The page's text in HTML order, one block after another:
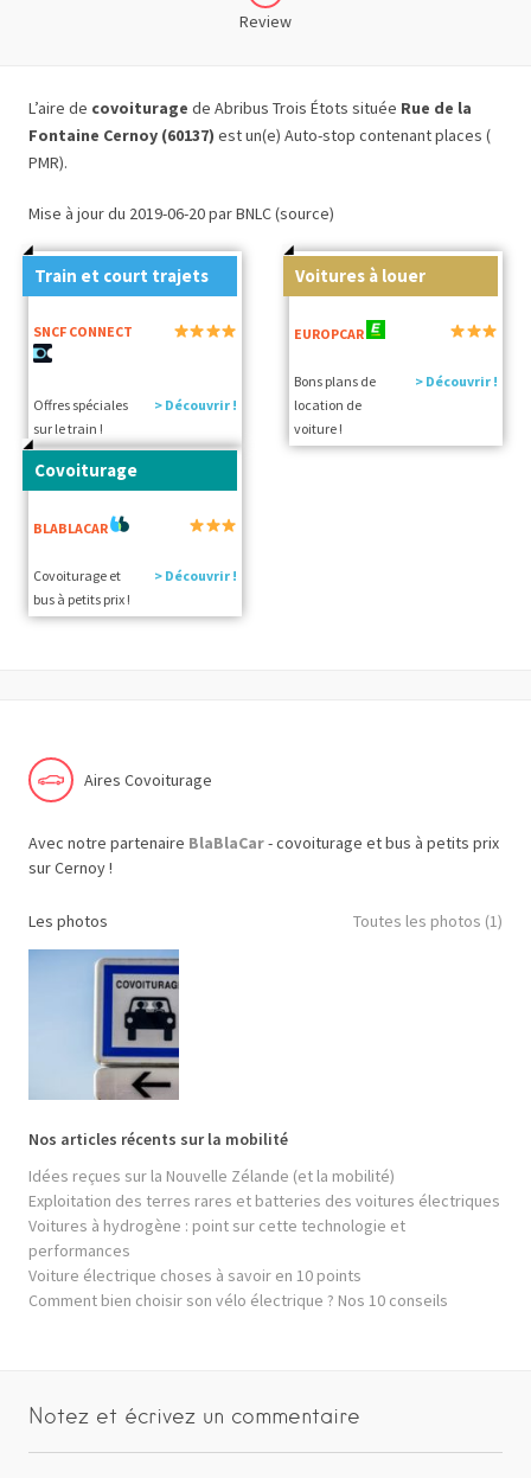
Review
L’aire de covoiturage de Abribus Trois Étots située Rue de la
Fontaine Cernoy (60137) est un(e) Auto-stop contenant places (
PMR).
Mise à jour du 2019-06-20 par BNLC (source)
Train et court trajets
SNCF CONNECT
Offres spéciales
sur le train !
> Découvrir !
Voitures à louer
EUROPCAR
Bons plans de
location de
voiture !
> Découvrir !
Covoiturage
BLABLACAR
Covoiturage et
bus à petits prix !
> Découvrir !
Aires Covoiturage
Avec notre partenaire BlaBlaCar- covoiturage et bus à petits prix
sur Cernoy !
Les photos Toutes les photos (1)
Nos articles récents sur la mobilité
Idées reçues sur la Nouvelle Zélande (et la mobilité)
Exploitation des terres rares et batteries des voitures électriques
Voitures à hydrogène : point sur cette technologie et
performances
Voiture électrique choses à savoir en 10 points
Comment bien choisir son vélo électrique ? Nos 10 conseils
Notez et écrivez un commentaire